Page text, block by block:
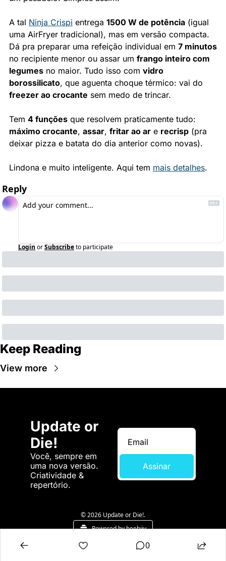
A tal Ninja Crispi entrega 1500 W de potência (igual
uma AirFryer tradicional), mas em versão compacta.
Dá pra preparar uma refeição individual em 7 minutos
no recipiente menor ou assar um frango inteiro com
legumes no maior. Tudo isso com vidro
borossilicato
freezer ao crocante sem medo de trincar.
Tem 4 funções
máximo crocante, assar, fritar ao ar e recrisp (pra
deixar pizza e batata do dia anterior como novas).
Lindona e muito inteligente. Aqui tem mais detalhes.
Reply
Login orSubscribeto participate
Keep Reading
View more
Update or
Die!
Você, sempre em
uma nova versão.
Criatividade &
repertório.
Assinar
© 2026 Update or Die!.
Powered by beehiiv
0